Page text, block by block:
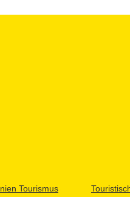
Tourismus